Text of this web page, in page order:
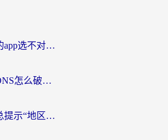
海外看国内电视剧的app选不对？这份回国加速器避坑指南帮你流畅追剧
喜马拉雅地区限制DNS怎么破？海外党听国内音乐听书的终极解决方案
在海外听喜马拉雅总提示“地区限制”？3步轻松解除+听国内音乐全攻略